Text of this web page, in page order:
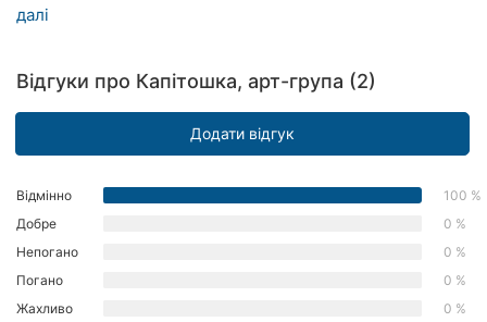
Київ
Запоріжжя
Дніпро
Львів
Кривий
Ріг
далі
Відгуки про Капітошка, арт-група (2)
Додати відгук
Відмінно
100 %
Добре
0 %
Непогано
0 %
Погано
0 %
Жахливо
0 %